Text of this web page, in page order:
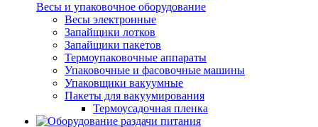
Весы и упаковочное оборудование
Весы электронные
Запайщики лотков
Запайщики пакетов
Термоупаковочные аппараты
Упаковочные и фасовочные машины
Упаковщики вакуумные
Пакеты для вакуумирования
Термоусадочная пленка